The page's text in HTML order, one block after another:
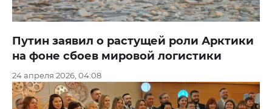
Путин заявил о растущей роли Арктики
на фоне сбоев мировой логистики
24 апреля 2026, 04:08